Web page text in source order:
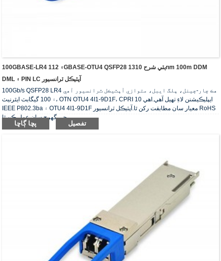
100GBASE-LR4 ۽ 112GBASE-OTU4 QSFP28 ٻٽي شرح 1310nm 100m DDM
DML ۽ PIN LC آپٽيڪل ٽرانسيور
100Gb/s QSFP28 LR4 هڪ چار-چينل، پلگ ايبل، متوازي آپٽيڪل ٽرانسيور آهي
۽ 100 گيگابٽ ايٿرنيٽ، OTN OTU4 4I1-9D1F، CPRI 10 ايپليڪيشنن لاءِ ٺهيل آهي.اهي
IEEE P802.3ba ۽ OTU4 4I1-9D1F معيار سان مطابقت رکن ٿا.آپٽيڪل ٽرانسيور RoHS
جي گهرج سان عمل ڪن ٿا.
پڇا ڳاڇا تفصيل